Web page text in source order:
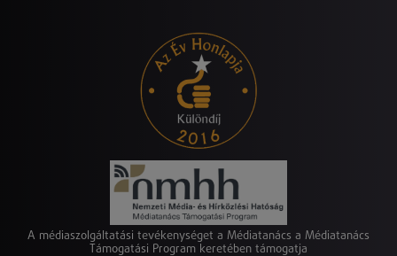
A médiaszolgáltatási tevékenységet a Médiatanács a Médiatanács
Támogatási Program keretében támogatja